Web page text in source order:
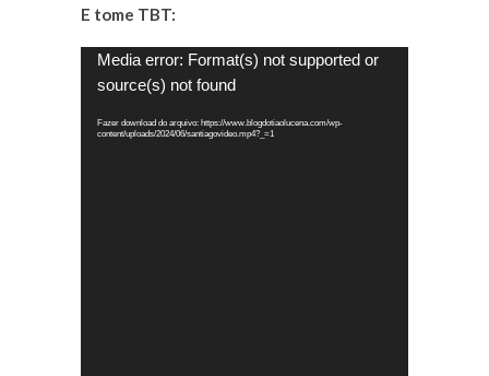
E tome TBT:
Tocador
vídeo
Media error: Format(s) not supported or
source(s) not found
Fazer download do arquivo: https://www.blogdotiaolucena.com/wp-
content/uploads/2024/06/santiagovideo.mp4?_=1